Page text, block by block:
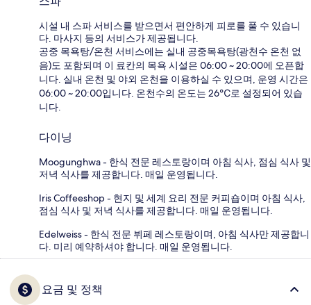
시설 내 스파 서비스를 받으면서 편안하게 피로를 풀 수 있습니
다. 마사지 등의 서비스가 제공됩니다.
공중 목욕탕/온천 서비스에는 실내 공중목욕탕(광천수 온천 없
음)도 포함되며 이 료칸의 목욕 시설은 06:00 ~ 20:00에 오픈합
니다. 실내 온천 및 야외 온천을 이용하실 수 있으며, 운영 시간은
06:00 ~ 20:00입니다. 온천수의 온도는 26℃로 설정되어 있습
니다.
다이닝
Moogunghwa - 한식 전문 레스토랑이며 아침 식사, 점심 식사 및
저녁 식사를 제공합니다. 매일 운영됩니다.
Iris Coffeeshop - 현지 및 세계 요리 전문 커피숍이며 아침 식사,
점심 식사 및 저녁 식사를 제공합니다. 매일 운영됩니다.
Edelweiss - 한식 전문 뷔페 레스토랑이며, 아침 식사만 제공합니
다. 미리 예약하셔야 합니다. 매일 운영됩니다.
요금 및 정책